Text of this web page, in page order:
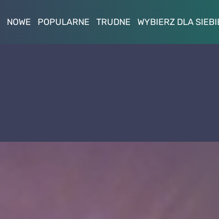
NOWE POPULARNE TRUDNE WYBIERZ DLA